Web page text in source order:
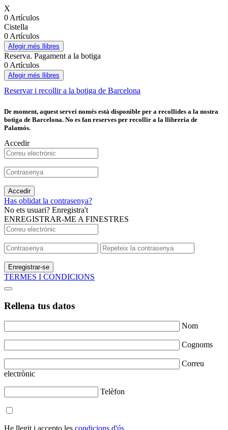
X
0 Artículos
Cistella
0 Artículos
Afegir més llibres
Reserva. Pagament a la botiga
0 Artículos
Afegir més llibres
Reservar i recollir a la botiga de Barcelona
De moment, aquest servei només està disponible per a recollides a la nostra
botiga de Barcelona. No es fan reserves per recollir a la llibreria de
Palamós.
Accedir
Accedir
Has oblidat la contrasenya?
No ets usuari? Enregistra't
ENREGISTRAR-ME A FINESTRES
Enregistrar-se
TERMES I CONDICIONS
Rellena tus datos
Nom
Cognoms
Correu
electrònic
Telèfon